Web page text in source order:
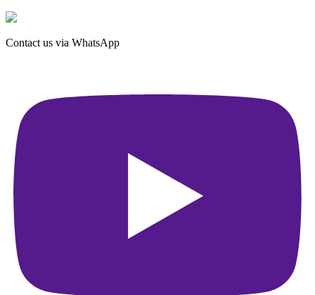
Contact us via WhatsApp